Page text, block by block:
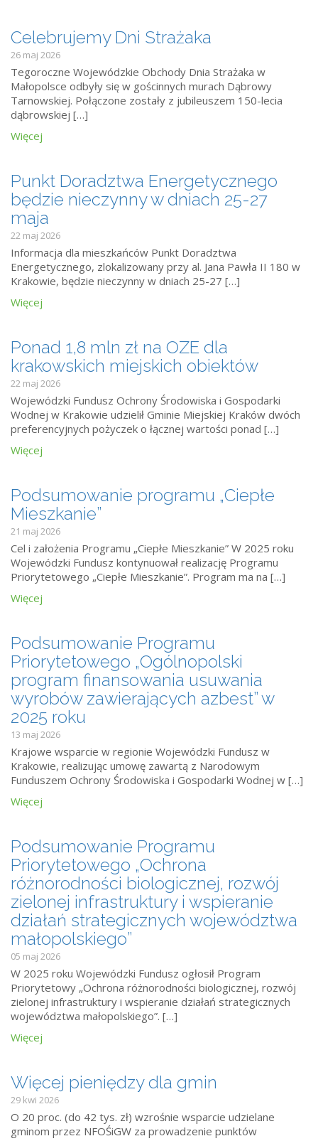
Celebrujemy Dni Strażaka
26 maj 2026
Tegoroczne Wojewódzkie Obchody Dnia Strażaka w
Małopolsce odbyły się w gościnnych murach Dąbrowy
Tarnowskiej. Połączone zostały z jubileuszem 150-lecia
dąbrowskiej […]
Więcej
Punkt Doradztwa Energetycznego
będzie nieczynny w dniach 25-27
maja
22 maj 2026
Informacja dla mieszkańców Punkt Doradztwa
Energetycznego, zlokalizowany przy al. Jana Pawła II 180 w
Krakowie, będzie nieczynny w dniach 25-27 […]
Więcej
Ponad 1,8 mln zł na OZE dla
krakowskich miejskich obiektów
22 maj 2026
Wojewódzki Fundusz Ochrony Środowiska i Gospodarki
Wodnej w Krakowie udzielił Gminie Miejskiej Kraków dwóch
preferencyjnych pożyczek o łącznej wartości ponad […]
Więcej
Podsumowanie programu „Ciepłe
Mieszkanie”
21 maj 2026
Cel i założenia Programu „Ciepłe Mieszkanie” W 2025 roku
Wojewódzki Fundusz kontynuował realizację Programu
Priorytetowego „Ciepłe Mieszkanie”. Program ma na […]
Więcej
Podsumowanie Programu
Priorytetowego „Ogólnopolski
program finansowania usuwania
wyrobów zawierających azbest” w
2025 roku
13 maj 2026
Krajowe wsparcie w regionie Wojewódzki Fundusz w
Krakowie, realizując umowę zawartą z Narodowym
Funduszem Ochrony Środowiska i Gospodarki Wodnej w […]
Więcej
Podsumowanie Programu
Priorytetowego „Ochrona
różnorodności biologicznej, rozwój
zielonej infrastruktury i wspieranie
działań strategicznych województwa
małopolskiego”
05 maj 2026
W 2025 roku Wojewódzki Fundusz ogłosił Program
Priorytetowy „Ochrona różnorodności biologicznej, rozwój
zielonej infrastruktury i wspieranie działań strategicznych
województwa małopolskiego”. […]
Więcej
Więcej pieniędzy dla gmin
29 kwi 2026
O 20 proc. (do 42 tys. zł) wzrośnie wsparcie udzielane
gminom przez NFOŚiGW za prowadzenie punktów